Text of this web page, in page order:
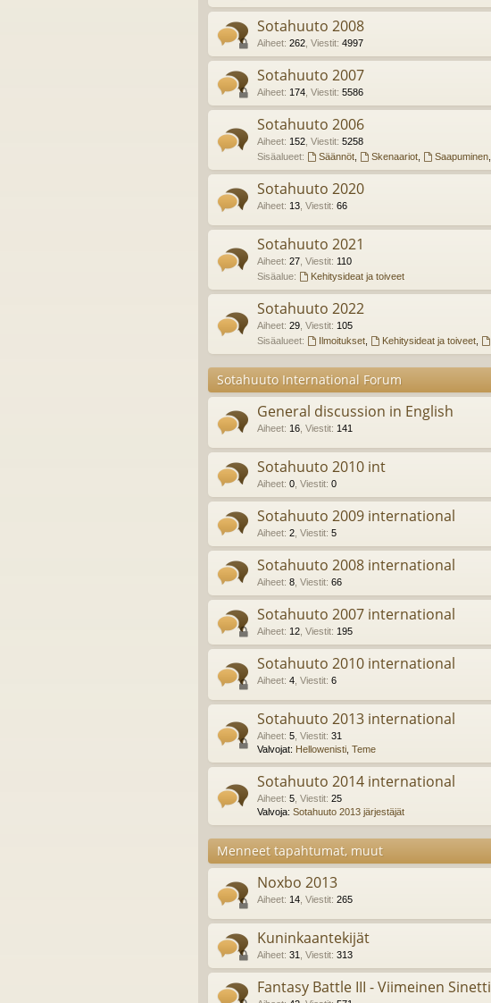
Sotahuuto 2008
Aiheet: 262 Viestit: 4997
Sotahuuto 2007
Aiheet: 174 Viestit: 5586
Sotahuuto 2006
Aiheet: 152 Viestit: 5258
Sisäalueet:
Säännöt, Skenaariot, Saapuminen,
Sotahuuto 2020
Aiheet: 13 Viestit: 66
Sotahuuto 2021
Aiheet: 27 Viestit: 110
Sisäalue:
Kehitysideat ja toiveet
Sotahuuto 2022
Aiheet: 29 Viestit: 105
Sisäalueet:
Ilmoitukset, Kehitysideat ja toiveet,
Sotahuuto International Forum
General discussion in English
Aiheet: 16 Viestit: 141
Sotahuuto 2010 int
Aiheet: 0 Viestit: 0
Sotahuuto 2009 international
Aiheet: 2 Viestit: 5
Sotahuuto 2008 international
Aiheet: 8 Viestit: 66
Sotahuuto 2007 international
Aiheet: 12 Viestit: 195
Sotahuuto 2010 international
Aiheet: 4 Viestit: 6
Sotahuuto 2013 international
Aiheet: 5 Viestit: 31
Valvojat: Hellowenisti Teme
Sotahuuto 2014 international
Aiheet: 5 Viestit: 25
Valvoja: Sotahuuto 2013 järjestäjät
Menneet tapahtumat, muut
Noxbo 2013
Aiheet: 14 Viestit: 265
Kuninkaantekijät
Aiheet: 31 Viestit: 313
Fantasy Battle III - Viimeinen Sinetti